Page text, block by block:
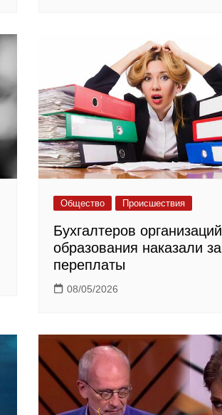
Общество Происшествия
Бухгалтеров организаций
образования наказали за
переплаты
08/05/2026